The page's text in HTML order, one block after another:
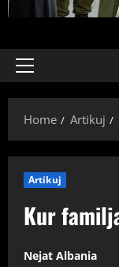
Primary
Home
Artikuj
Artikuj
Kur
Nejat Albania